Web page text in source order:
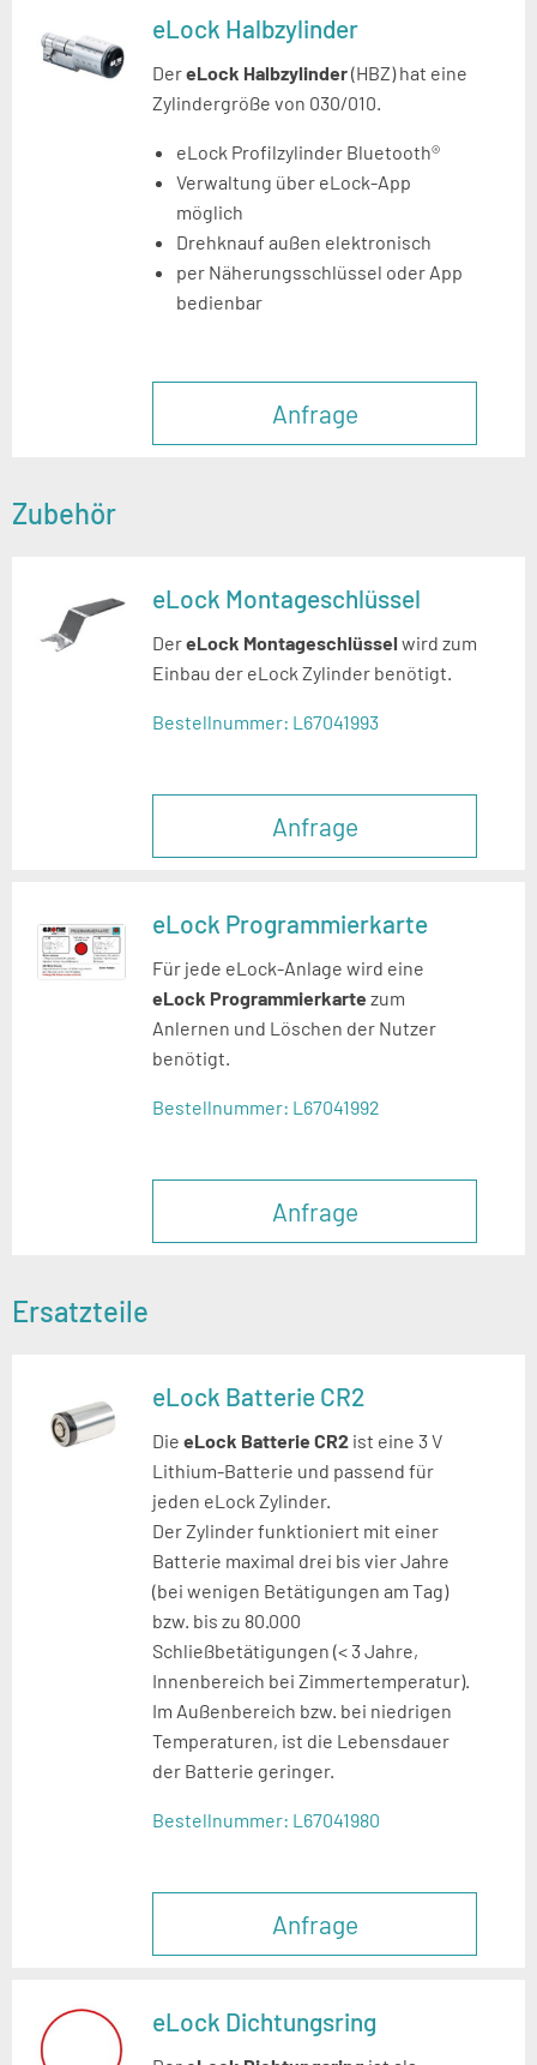
eLock Halbzylinder
DereLock Halbzylinder(HBZ) hat eine
Zylindergröße von 030/010.
eLock Profilzylinder Bluetooth®
Verwaltung über eLock-App
möglich
Drehknauf außen elektronisch
per Näherungsschlüssel oder App
bedienbar
Anfrage
Zubehör
eLock Montageschlüssel
DereLock Montageschlüsselwird zum
Einbau der eLock Zylinder benötigt.
Bestellnummer: L67041993
Anfrage
eLock Programmierkarte
Für jede eLock-Anlage wird eine
eLock Programmierkartezum
Anlernen und Löschen der Nutzer
benötigt.
Bestellnummer: L67041992
Anfrage
Ersatzteile
eLock Batterie CR2
Die eLock Batterie CR2 ist eine 3 V
Lithium-Batterie und passend für
jeden eLock Zylinder.
Der Zylinder funktioniert mit einer
Batterie maximal drei bis vierJahre
(bei wenigen Betätigungen am Tag)
bzw. bis zu 80.000
Schließbetätigungen (< 3 Jahre,
Innenbereich bei Zimmertemperatur).
Im Außenbereich bzw. bei niedrigen
Temperaturen, ist die Lebensdauer
der Batterie geringer.
Bestellnummer: L67041980
Anfrage
eLock Dichtungsring